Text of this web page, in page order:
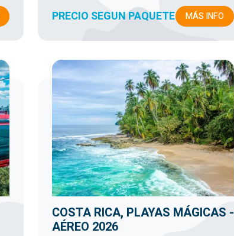
PRECIO SEGUN PAQUETE MÁS INFO
COSTA RICA, PLAYAS MÁGICAS -
AÉREO 2026